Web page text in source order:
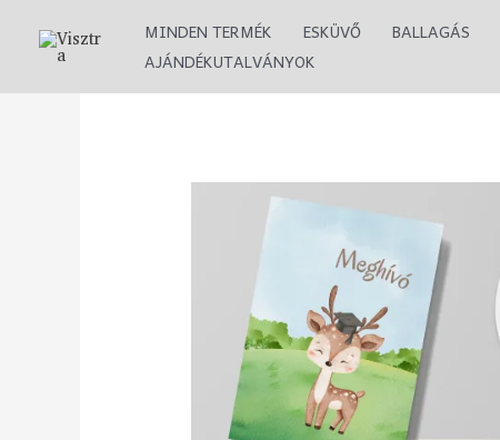
MINDEN TERMÉK ESKÜVŐ BALLAGÁS
AJÁNDÉKUTALVÁNYOK